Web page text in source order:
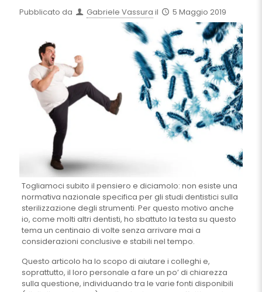
Pubblicato da Gabriele Vassura il 5 Maggio 2019
Togliamoci subito il pensiero e diciamolo: non esiste una
normativa nazionale specifica per gli studi dentistici sulla
sterilizzazione degli strumenti. Per questo motivo anche
io, come molti altri dentisti, ho sbattuto la testa su questo
tema un centinaio di volte senza arrivare mai a
considerazioni conclusive e stabili nel tempo.
Questo articolo ha lo scopo di aiutare i colleghi e,
soprattutto, il loro personale a fare un po’ di chiarezza
sulla questione, individuando tra le varie fonti disponibili